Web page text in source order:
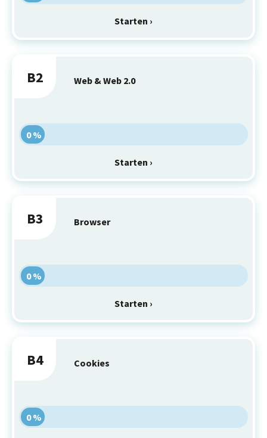
Starten ›
B2 Web & Web 2.0
0 %
Starten ›
B3 Browser
0 %
Starten ›
B4 Cookies
0 %